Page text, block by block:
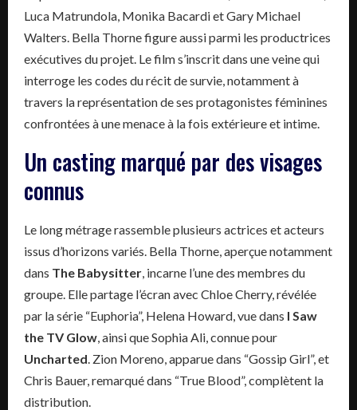
Luca Matrundola, Monika Bacardi et Gary Michael
Walters. Bella Thorne figure aussi parmi les productrices
exécutives du projet. Le film s’inscrit dans une veine qui
interroge les codes du récit de survie, notamment à
travers la représentation de ses protagonistes féminines
confrontées à une menace à la fois extérieure et intime.
Un casting marqué par des visages
connus
Le long métrage rassemble plusieurs actrices et acteurs
issus d’horizons variés. Bella Thorne, aperçue notamment
dans The Babysitter , incarne l’une des membres du
groupe. Elle partage l’écran avec Chloe Cherry, révélée
par la série “Euphoria”, Helena Howard, vue dans I Saw
the TV Glow , ainsi que Sophia Ali, connue pour
Uncharted . Zion Moreno, apparue dans “Gossip Girl”, et
Chris Bauer, remarqué dans “True Blood”, complètent la
distribution.